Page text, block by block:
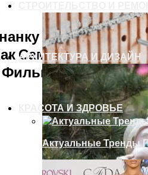
АРХИТЕКТУРА И ДИЗАЙН
КРАСОТА И ЗДРОВЬЕ
Актуальные Тренды
2» Установил
Самый Кассовый